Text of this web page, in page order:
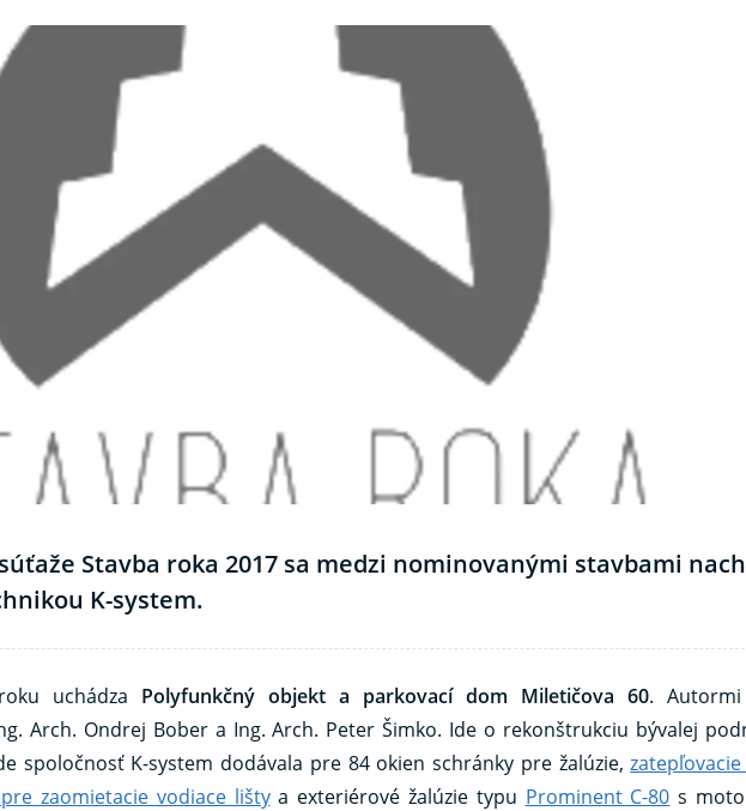
Stavba roka 2017 sa medzi nominovanými stavbami
K-system.
uchádza Polyfunkčný objekt a parkovací dom Miletičova 60.
Arch. Ondrej Bober a Ing. Arch. Peter Šimko. Ide o rekonštrukciu bývalej
spoločnosť K-system dodávala pre 84 okien schránky pre žalúzie,
zaomietacie vodiace lištya exteriérové žalúzie typu Prominent C-80 s